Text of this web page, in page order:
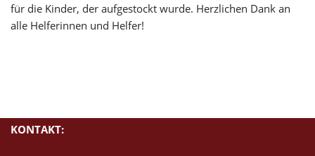
für die Kinder, der aufgestockt wurde. Herzlichen Dank an
alle Helferinnen und Helfer!
KONTAKT: